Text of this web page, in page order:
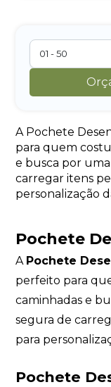
A Pochete
para quem
e busca por
carregar itens
personalização
Pochete
A Pochete
perfeito para
caminhadas e
segura de
para
Pochete